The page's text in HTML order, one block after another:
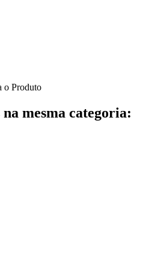
o Produto
mesma categoria: